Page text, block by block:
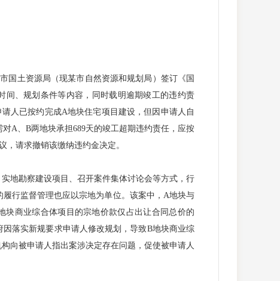
土资源局（现某市自然资源和规划局）签订《国
间、规划条件等内容，同时载明逾期竣工的违约责
人已按约完成A地块住宅项目建设，但因申请人自
A、B两地块承担689天的竣工超期违约责任，应按
，请求撤销该缴纳违约金决定。
地勘察建设项目、召开案件集体讨论会等方式，行
行监督管理也应以宗地为单位。该案中，A地块与
商业综合体项目的宗地价款仅占出让合同总价的
落实新规要求申请人修改规划，导致B地块商业综
向被申请人指出案涉决定存在问题，促使被申请人